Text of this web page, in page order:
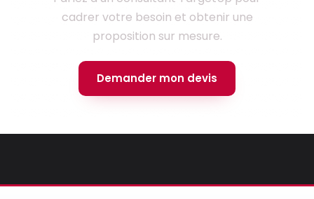
cadrer votre besoin et obtenir une
proposition sur mesure.
Demander mon devis